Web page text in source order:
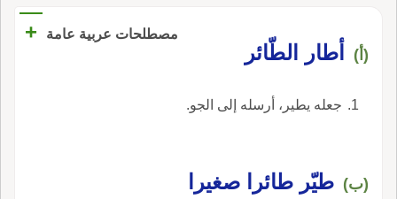
مصطلحات عربية عامة +
(أ) أطار الطّائر
جعله يطير، أرسله إلى الجو.
(ب) طيّر طائرا صغيرا